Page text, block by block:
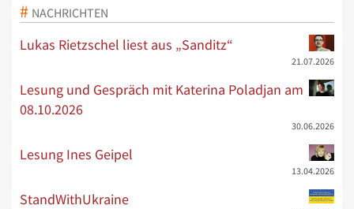
NACHRICHTEN
Lukas Rietzschel liest aus „Sanditz“
21.07.2026
Lesung und Gespräch mit Katerina Poladjan am
08.10.2026
30.06.2026
Lesung Ines Geipel
13.04.2026
StandWithUkraine